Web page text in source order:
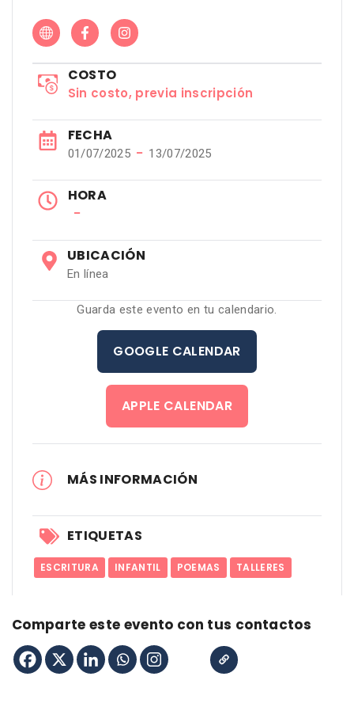
COSTO
Sin costo, previa inscripción
FECHA
01/07/2025 − 13/07/2025
HORA
−
UBICACIÓN
En línea
Guarda este evento en tu calendario.
GOOGLE CALENDAR
APPLE CALENDAR
MÁS INFORMACIÓN
ETIQUETAS
ESCRITURA INFANTIL POEMAS TALLERES
Comparte este evento con tus contactos